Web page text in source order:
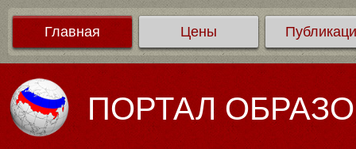
Главная Цены
ПОРТАЛ